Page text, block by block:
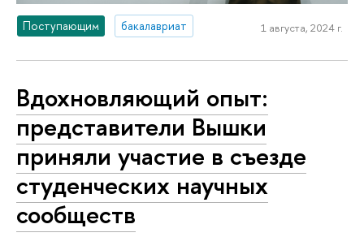
Поступающим бакалавриат 1 августа, 2024 г.
Вдохновляющий опыт:
представители Вышки
приняли участие в съезде
студенческих научных
сообществ